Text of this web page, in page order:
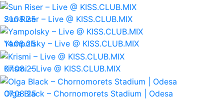
21.08.25
Sun Riser – Live @ KISS.CLUB.MIX
14.08.25
Yampolsky – Live @ KISS.CLUB.MIX
07.08.25
Krismi – Live @ KISS.CLUB.MIX
07.08.25
Olga Black – Chornomorets Stadium | Odesa